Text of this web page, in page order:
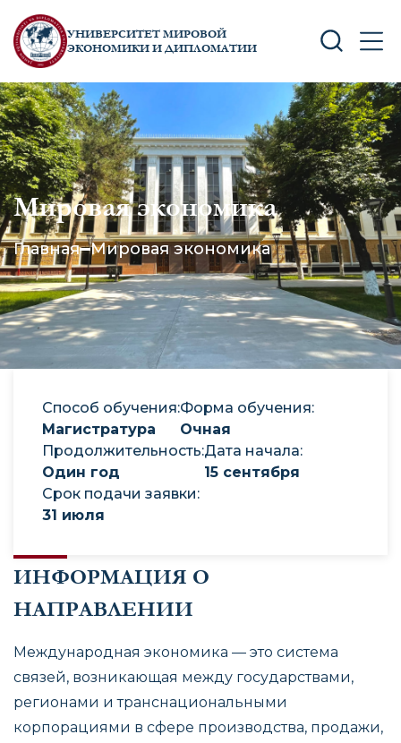
УНИВЕРСИТЕТ МИРОВОЙ
ЭКОНОМИКИ И ДИПЛОМАТИИ
SEARCH
Мировая экономика
Главная Мировая экономика
Способ обучения:
Магистратура
Форма обучения:
Oчная
Продолжительность:
Один год
Дата начала:
15 сентября
Срок подачи заявки:
31 июля
ИНФОРМАЦИЯ О
НАПРАВЛЕНИИ
Международная экономика — это система
связей, возникающая между государствами,
регионами и транснациональными
корпорациями в сфере производства, продажи,